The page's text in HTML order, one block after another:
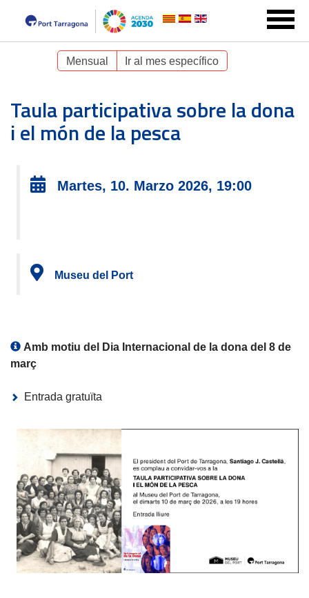
Mensual Ir al mes específico
Taula participativa sobre la dona
i el món de la pesca
Martes, 10. Marzo 2026, 19:00
Museu del Port
Amb motiu del Dia Internacional de la dona del 8 de
març
Entrada gratuïta